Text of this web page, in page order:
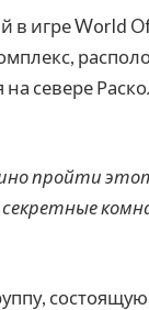
в игре World
севере
пройти
секретные
состоящую